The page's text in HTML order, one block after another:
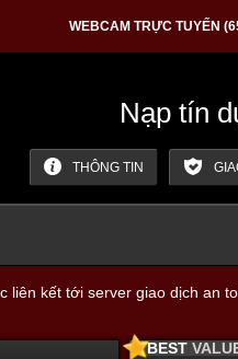
WEBCAM TRỰC TUYẾN (
Nạp tín
THÔNG TIN
kết tới server giao dịch an
BEST